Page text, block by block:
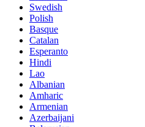
Swedish
Polish
Basque
Catalan
Esperanto
Hindi
Lao
Albanian
Amharic
Armenian
Azerbaijani